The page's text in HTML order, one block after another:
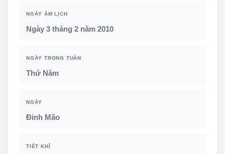
NGÀY ÂM LỊCH
Ngày 3 tháng 2 năm 2010
NGÀY TRONG TUẦN
Thứ Năm
NGÀY
Đinh Mão
TIẾT KHÍ